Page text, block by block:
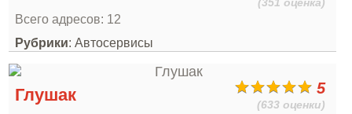
Всего адресов: 12
Рубрики: Автосервисы
5
(633 оценки)
Глушак